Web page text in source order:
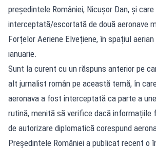
președintele României, Nicușor Dan, și
interceptată/escortată de două aeronave
Forțelor Aeriene Elvețiene, în spațiul
ianuarie.
Sunt la curent cu un răspuns anterior pe
alt jurnalist român pe această temă, în
aeronava a fost interceptată ca parte a
rutină, menită să verifice dacă informațiile
de autorizare diplomatică corespund
Președintele României a publicat recent o